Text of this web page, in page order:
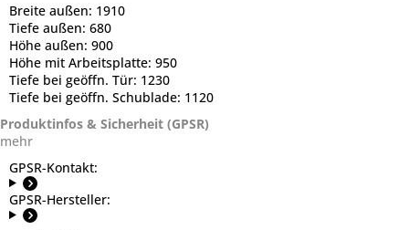
Breite außen: 1910
Tiefe außen: 680
Höhe außen: 900
Höhe mit Arbeitsplatte: 950
Tiefe bei geöffn. Tür: 1230
Tiefe bei geöffn. Schublade: 1120
Produktinfos & Sicherheit (GPSR)
mehr
GPSR-Kontakt:
GPSR-Hersteller: